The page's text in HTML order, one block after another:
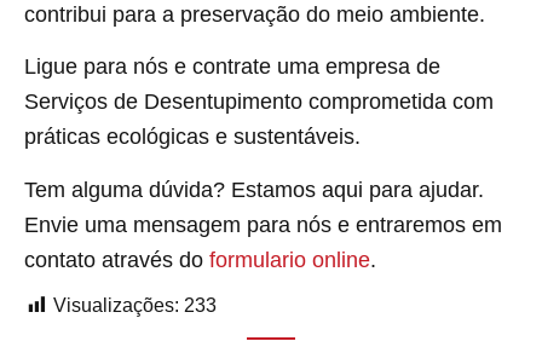
contribui para a preservação do meio ambiente.
Ligue para nós e contrate uma empresa de
Serviços de Desentupimento comprometida com
práticas ecológicas e sustentáveis.
Tem alguma dúvida? Estamos aqui para ajudar.
Envie uma mensagem para nós e entraremos em
contato através do formulario online.
Visualizações: 233